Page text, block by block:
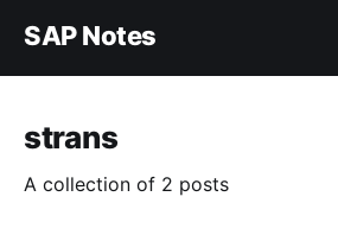
SAP Notes
strans
A collection of 2 posts